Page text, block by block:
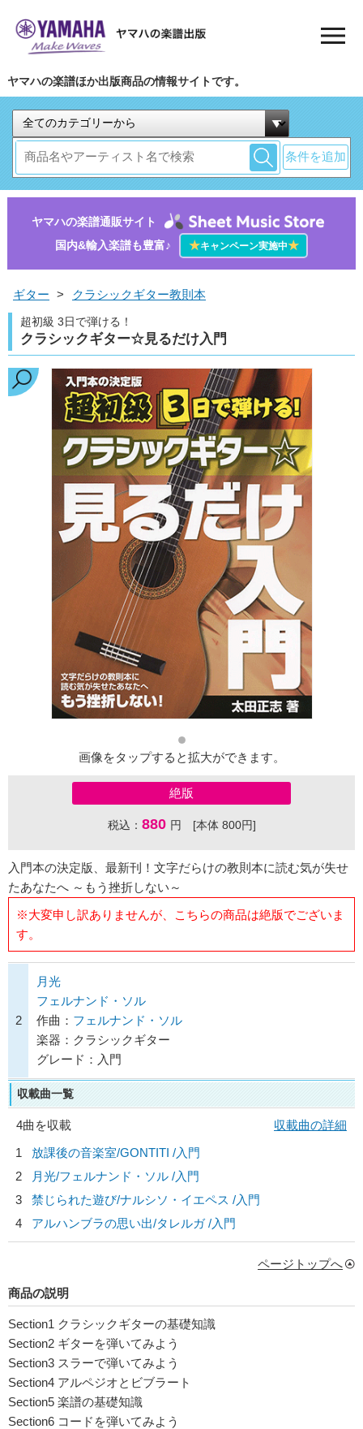
ヤマハの楽譜ほか出版商品の情報サイトです。
条件を追加
ヤマハの楽譜通販サイト
国内&輸入楽譜も豊富♪
★キャンペーン実施中★
ギター > クラシックギター教則本
超初級 3日で弾ける！
クラシックギター☆見るだけ入門
画像をタップすると拡大ができます。
絶版
税込： 880 円 [本体 800円]
入門本の決定版、最新刊！文字だらけの教則本に読む気が失せ
たあなたへ ～もう挫折しない～
※大変申し訳ありませんが、こちらの商品は絶版でございま
す。
2
月光
フェルナンド・ソル
作曲： フェルナンド・ソル
楽器：クラシックギター
グレード：入門
収載曲一覧
4曲を収載
収載曲の詳細
1
放課後の音楽室/GONTITI /入門
2
月光/フェルナンド・ソル /入門
3
禁じられた遊び/ナルシソ・イエペス /入門
4
アルハンブラの思い出/タレルガ /入門
ページトップへ
商品の説明
Section1 クラシックギターの基礎知識
Section2 ギターを弾いてみよう
Section3 スラーで弾いてみよう
Section4 アルペジオとビブラート
Section5 楽譜の基礎知識
Section6 コードを弾いてみよう